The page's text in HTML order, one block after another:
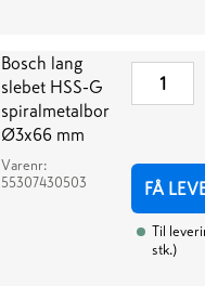
Bosch lang
slebet HSS-G
spiralmetalbor
Ø3x66 mm
Varenr:
55307430503
FÅ
Til
stk.)